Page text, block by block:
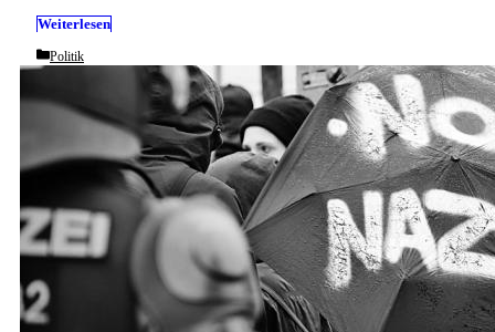
Weiterlesen
Categories
Politik